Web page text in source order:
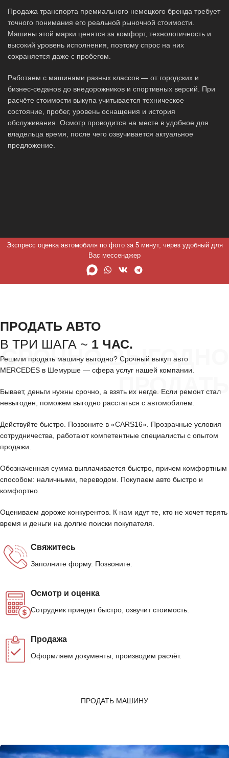
Продажа транспорта премиального немецкого бренда требует
точного понимания его реальной рыночной стоимости.
Машины этой марки ценятся за комфорт, технологичность и
высокий уровень исполнения, поэтому спрос на них
сохраняется даже с пробегом.
Работаем с машинами разных классов — от городских и
бизнес-седанов до внедорожников и спортивных версий. При
расчёте стоимости выкупа учитывается техническое
состояние, пробег, уровень оснащения и история
обслуживания. Осмотр проводится на месте в удобное для
владельца время, после чего озвучивается актуальное
предложение.
Экспресс оценка автомобиля по фото за 5 минут, через удобный для
Вас мессенджер
СРОЧНО ВЫГОДНО
ПРОДАТЬ
ПРОДАТЬ АВТО
В ТРИ ШАГА ~ 1 ЧАС.
Решили продать машину выгодно? Срочный выкуп авто
MERCEDES в Шемурше — сфера услуг нашей компании.
Бывает, деньги нужны срочно, а взять их негде. Если ремонт стал
невыгоден, поможем выгодно расстаться с автомобилем.
Действуйте быстро. Позвоните в «CARS16». Прозрачные условия
сотрудничества, работают компетентные специалисты с опытом
продажи.
Обозначенная сумма выплачивается быстро, причем комфортным
способом: наличными, переводом. Покупаем авто быстро и
комфортно.
Оцениваем дороже конкурентов. К нам идут те, кто не хочет терять
время и деньги на долгие поиски покупателя.
Свяжитесь
Заполните форму. Позвоните.
Осмотр и оценка
Сотрудник приедет быстро, озвучит стоимость.
Продажа
Оформляем документы, производим расчёт.
ПРОДАТЬ МАШИНУ